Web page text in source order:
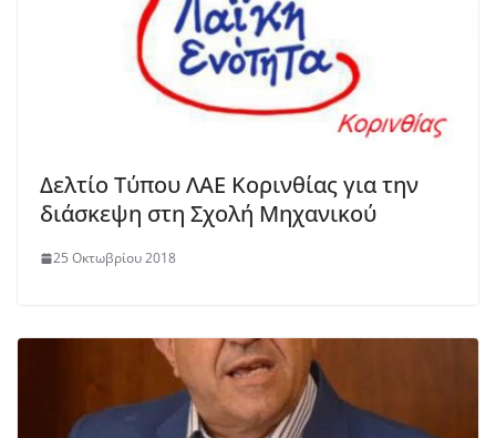
Δελτίο Τύπου ΛΑΕ Κορινθίας για την
διάσκεψη στη Σχολή Μηχανικού
25 Οκτωβρίου 2018